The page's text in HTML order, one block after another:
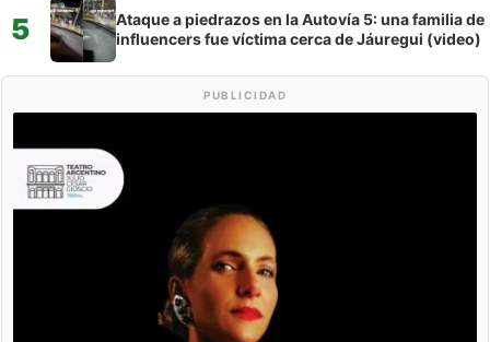
5
Ataque a piedrazos en la Autovía 5: una familia de
influencers fue víctima cerca de Jáuregui (video)
PUBLICIDAD